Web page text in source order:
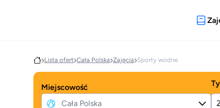
Lista ofert Cała Polska Zajęcia Sporty wodne
Miejscowość